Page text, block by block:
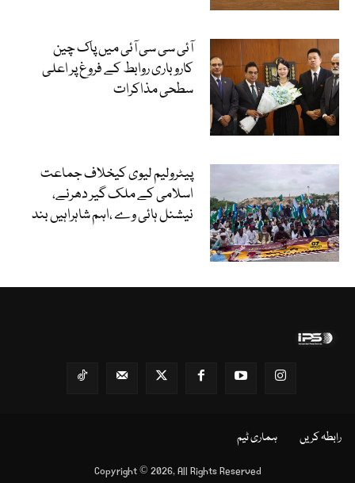
آئی سی سی آئی میں پاک چین
کاروباری روابط کے فروغ پر اعلی
سطحی مذاکرات
پیٹرولیم لیوی کیخلاف جماعت
اسلامی کے ملک گیر دھرنے،
نیشنل ہائی وے ،اہم شاہراہیں بند
Copyright © 2026, All Rights Reserved
رابطہ کریں ہماری ٹیم